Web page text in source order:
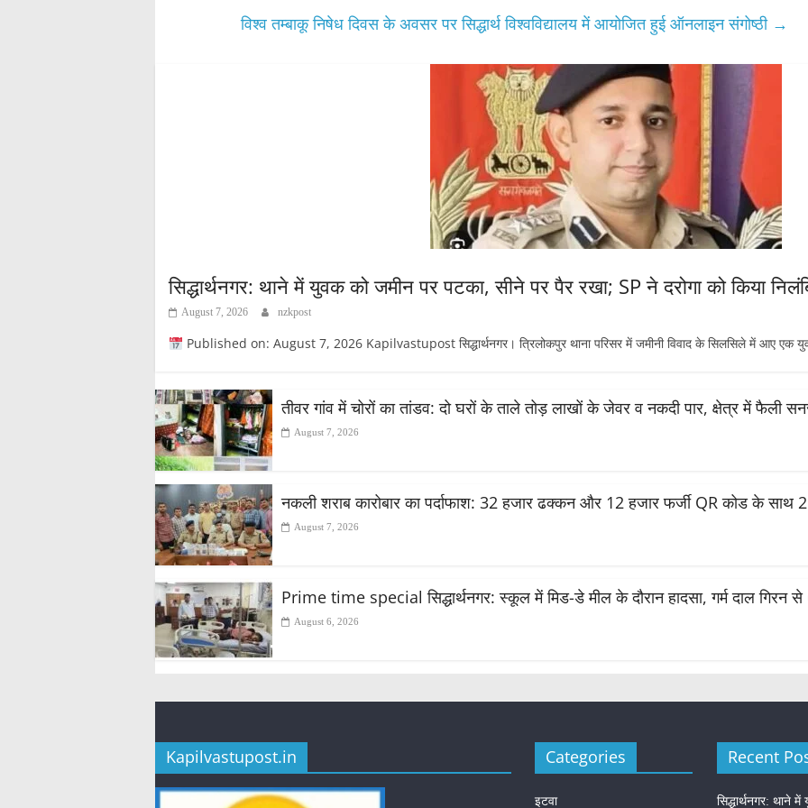
विश्व तम्बाकू निषेध दिवस के अवसर पर सिद्धार्थ विश्वविद्यालय में आयोजित हुई ऑनलाइन संगोष्ठी →
सिद्धार्थनगर: थाने में युवक को जमीन पर पटका, सीने पर पैर रखा; SP ने दरोगा को किया
August 7, 2026 nzkpost
Published on: August 7, 2026 Kapilvastupost सिद्धार्थनगर। त्रिलोकपुर थाना परिसर में जमीनी विवाद के सिलसिले में आए एक
तीवर गांव में चोरों का तांडव: दो घरों के ताले तोड़ लाखों के जेवर व नकदी पार, क्षेत्र में फैली
August 7, 2026
नकली शराब कारोबार का पर्दाफाश: 32 हजार ढक्कन और 12 हजार फर्जी QR कोड के साथ 2
August 7, 2026
Prime time special सिद्धार्थनगर: स्कूल में मिड-डे मील के दौरान हादसा, गर्म दाल
August 6, 2026
Kapilvastupost.in Categories
इटवा
Recent
सिद्धार्थनगर: थाने